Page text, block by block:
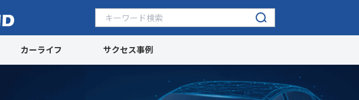
カーライフ サクセス事例